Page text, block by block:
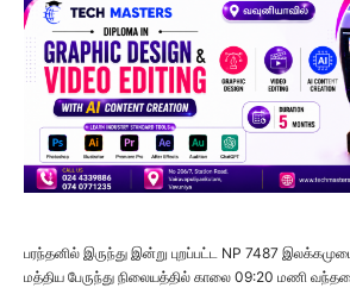
பரந்தனில் இருந்து இன்று புறப்பட்ட NP 7487
மத்திய பேருந்து நிலையத்தில் காலை 09:20 மணி